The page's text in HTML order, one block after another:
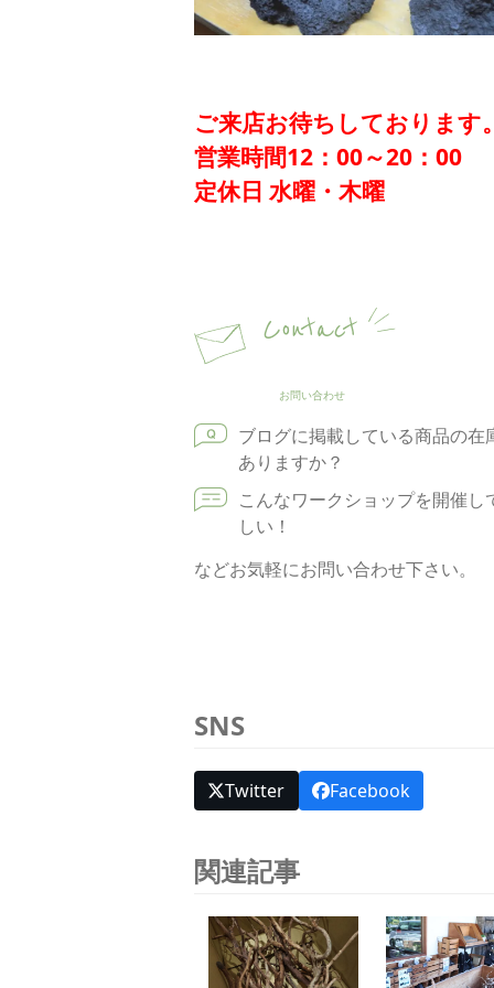
ご来店お待ちしております
営業時間12：00～20：00
定休日 水曜・木曜
Contact
お問い合わせ
ブログに掲載している商品の在
ありますか？
こんなワークショップを開催し
しい！
などお気軽にお問い合わせ下さい。
SNS
Twitter Facebook
関連記事